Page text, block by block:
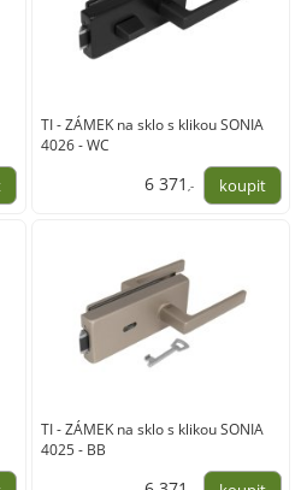
TI - ZÁMEK na sklo s klikou SONIA
4026 - WC
6 371 ,-
TI - ZÁMEK na sklo s klikou SONIA
4025 - BB